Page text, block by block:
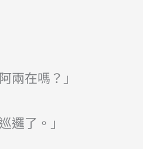
兩在嗎？」
邏了。」